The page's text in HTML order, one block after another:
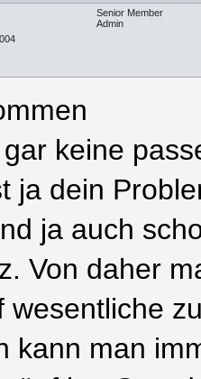
Senior Member
Admin
keine
ja dein
ja auch
Von daher
wesentliche
kann man